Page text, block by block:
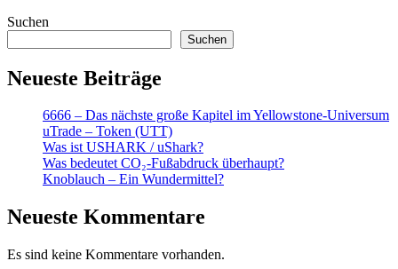
Suchen
Suchen
Neueste Beiträge
6666 – Das nächste große Kapitel im Yellowstone-Universum
uTrade – Token (UTT)
Was ist USHARK / uShark?
Was bedeutet CO₂-Fußabdruck überhaupt?
Knoblauch – Ein Wundermittel?
Neueste Kommentare
Es sind keine Kommentare vorhanden.